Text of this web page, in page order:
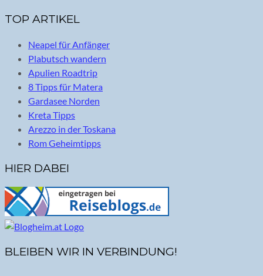
TOP ARTIKEL
Neapel für Anfänger
Plabutsch wandern
Apulien Roadtrip
8 Tipps für Matera
Gardasee Norden
Kreta Tipps
Arezzo in der Toskana
Rom Geheimtipps
HIER DABEI
BLEIBEN WIR IN VERBINDUNG!